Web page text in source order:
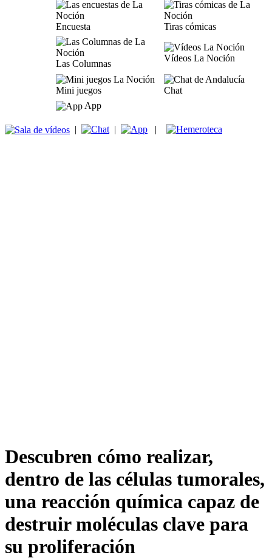
Encuesta Tiras cómicas
Las Columnas
Vídeos La Noción
Mini juegos
Chat
App
| | |
Descubren cómo realizar,
dentro de las células tumorales,
una reacción química capaz de
destruir moléculas clave para
su proliferación